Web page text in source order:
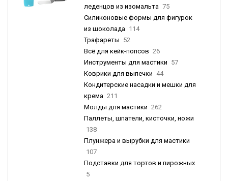
леденцов из изомальта 75
Силиконовые формы для фигурок
из шоколада 114
Трафареты 52
Всё для кейк-попсов 26
Инструменты для мастики 57
Коврики для выпечки 44
Кондитерские насадки и мешки для
крема 211
Молды для мастики 262
Паллеты, шпатели, кисточки, ножи
138
Плунжера и вырубки для мастики
107
Подставки для тортов и пирожных
5